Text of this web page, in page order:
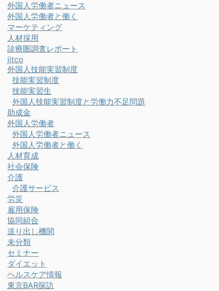
外国人労働者ニュース
外国人労働者と働く
マーケティング
人材採用
診療圏調査レポート
jitco
外国人技能実習制度
技能実習制度
技能実習生
外国人技能実習制度と労働力不足問題
助成金
外国人労働者
外国人労働者ニュース
外国人労働者と働く
人材育成
社会保険
介護
介護サービス
労災
雇用保険
協同組合
送り出し機関
未分類
セミナー
ダイエット
ヘルスケア情報
東京BAR探訪